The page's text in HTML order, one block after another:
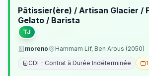
Pâtissier(ère) / Artisan Glacier /
Gelato / Barista
TJ
moreno
Hammam Lif, Ben Arous (2050)
CDI - Contrat à Durée Indéterminée